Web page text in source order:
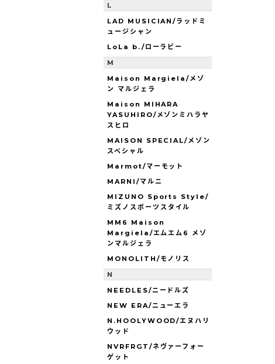
L
LAD MUSICIAN/ラッドミ
ュージシャン
LoLa b./ローラビー
M
Maison Margiela/メゾ
ン マルジェラ
Maison MIHARA
YASUHIRO/メゾンミハラヤ
スヒロ
MAISON SPECIAL/メゾン
スペシャル
Marmot/マーモット
MARNI/マルニ
MIZUNO Sports Style/
ミズノスポーツスタイル
MM6 Maison
Margiela/エムエム6 メゾ
ンマルジェラ
MONOLITH/モノリス
N
NEEDLES/ニードルズ
NEW ERA/ニューエラ
N.HOOLYWOOD/エヌハリ
ウッド
NVRFRGT/ネヴァーフォー
ゲット